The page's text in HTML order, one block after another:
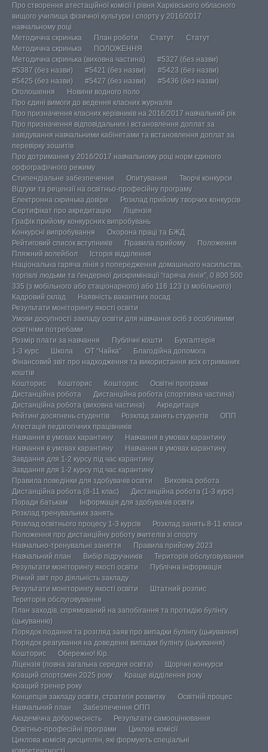
Про створення атестаційної комісії І рівня Харківського обласного
вищого училища фізичної культури і спорту у 2016/2017
навчальному році
Методична скринька
План роботи Статут
Статут
Методична скринька
ПОЛОЖЕННЯ
Методична скринька (виховна частина)
#5327 (без назви)
#5387 (без назви)
#5421 (без назви)
#5423 (без назви)
#5425 (без назви)
#5427 (без назви)
#5436 (без назви)
Оголошення
Новини водного поло
Про єдині вимоги до ведення класних журналів
Про призначення класних керівників на 2016/2017 навчальний рік
Про призначення відповідальних і встановлення доплат за
завідування навчальними кабінетами та встановлення доплат за
перевірку зошитів
Про дотримання у 2016/2017 навчальному році норм єдиного
орфографічного режиму
Стипендіальне забезпечення
Опитування
Творчі конкурси
Відгуки та рецензії на освітньо-професійну програму
Електронна скринька довіри
Розклад прийому творчих конкурсів
Сертифікат про акредитацію
Ліцензія
Графік прийому конкурсних випробувань
Конкурсні випробування
Охорона праці та БЖД
Рейтиговий список вступників
Правила прийому
Положення
Пляжний волейбол
Історія відділення
Національна гаряча лінія з попередження домашнього насильства,
торгівлі людьми та ґендерної дискримінації “гаряча лінія”, 0 800 500
335 (з мобільного або стаціонарного) або 116 123 (з мобільного)
Кадровий склад
Наявність вакантних посад
Результати моніторингу якості освіти
Умови досупності закладу освіти для навчання осіб з особливими
освітніми потребами
Розмір плати за навчання
Публічні кошти
Бухгалтерія
1-3 курс
Школа ОТ “Чайка”
Благодійна допомога
Фінансовий звіт про надходження та використання всіх отриманих
коштів
Кошторис
Кошторис Кошторис
Освітні програми
Дистанційна робота
Дистанційна робота (спортивна частина)
Дистанційна робота (виховна частина)
Акредитація
Рейтинг досягнень студентів
Розклад занять студентів
ОПП
Атестація педагогічних працівників
Навчання в умовах карантину
Навчання в умовах карантину
Навчання в умовах карантину
Навчання в умовах карантину
Завдання для 1-2 курсу під час карантину
Завдання для 1-2 курсу під час карантину
Правила поведінки для здобувачів освіти
Виховна робота
Дистанційна робота (8-11 клас)
Дистанційна робота (1-3 курс)
Поради батькам
Інформація для здобувачів освіти
Розклад тренувальних занять
Розклад освітнього процесу 1-3 курсів
Розклад занять 8-11 класи
Положення про дистанційну роботу вчителів зі спорту
Навчально-тренувальні заняття
Правила прийому 2023
Навчальний план
Вибір підручників
Територія обслуговування
Результати моніторингу якості освіти
Публічна інформація
Річний звіт про діяльність закладу
Результати моніторингу якості освіти
Штатний розпис
Територія обслуговування
План заходів, спрямований на запобігання та протидію булінгу
(цькуванню)
Порядок подання та розгляд заяв про випадки булінгу (цькування)
Порядок реагування на доведенні випадки булінгу (цькування)
Кошторис
Обережно! Кір.
Ліцензія (повна загальна середня освіта)
Щорічні конкурси
Кращий спортсмен 2025 року
Краще відділення року
Кращий тренер року
Концепція закладу освіти, стратегія розвитку
Освітній процес
Навчальний план
Забезпечення ОПП
Академічна доброчесність
Результати самооцінювання
Освітньо-професійні програми
Циклові комісії
Циклова комісія дисциплін, які формують спеціальні